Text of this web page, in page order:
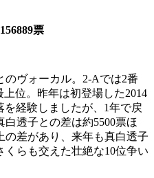
票
ヴォーカル。2-Aでは2番
位。昨年は初登場した2014
を経験しましたが、1年で戻
白透子との差は約5500票ほ
の差があり、来年も真白透子
らも交えた壮絶な10位争い